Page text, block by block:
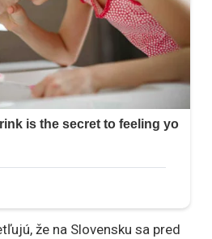
že na Slovensku sa pred